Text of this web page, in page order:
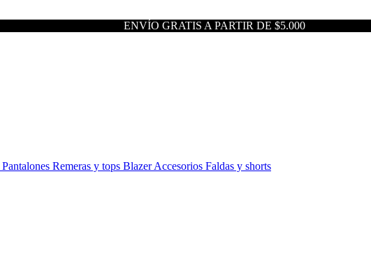
ENVÍO GRATIS A PARTIR DE $5.000
Pantalones Remeras y tops BlazerAccesorios Faldas y shorts